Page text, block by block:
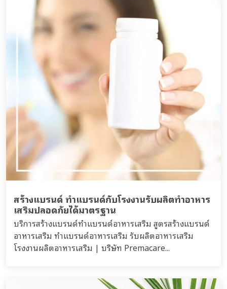
สร้างแบรนด์ ทำแบรนด์กับโรงงานรับผลิตทำอาหาร
เสริมปลอดภัยได้มาตรฐาน
บริการสร้างแบรนด์ทำแบรนด์อาหารเสริม สูตรสร้างแบรนด์
อาหารเสริม ทำแบรนด์อาหารเสริม รับผลิตอาหารเสริม
โรงงานผลิตอาหารเสริม | บริษัท Premacare...